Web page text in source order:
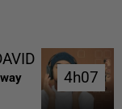
4h07
4h07